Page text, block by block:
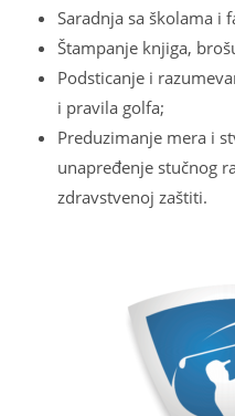
Saradnja sa školama i
Štampanje knjiga,
Podsticanje i
i pravila golfa;
Preduzimanje mera i
unapređenje stučnog
zdravstvenoj zaštiti.